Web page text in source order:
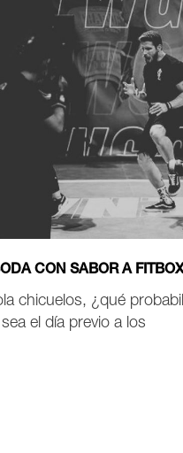
CON SABOR A
chicuelos, ¿qué
el día previo a los